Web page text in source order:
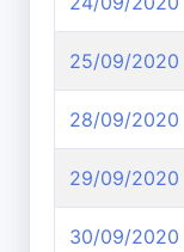
25/09/2020
28/09/2020
29/09/2020
30/09/2020